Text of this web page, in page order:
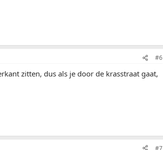
#6
zitten, dus als je door de krasstraat gaat,
#7